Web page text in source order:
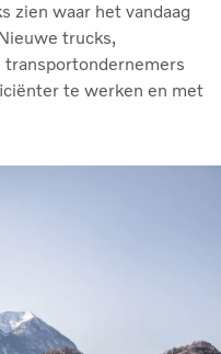
zien waar het vandaag
trucks,
transportondernemers
te werken en met